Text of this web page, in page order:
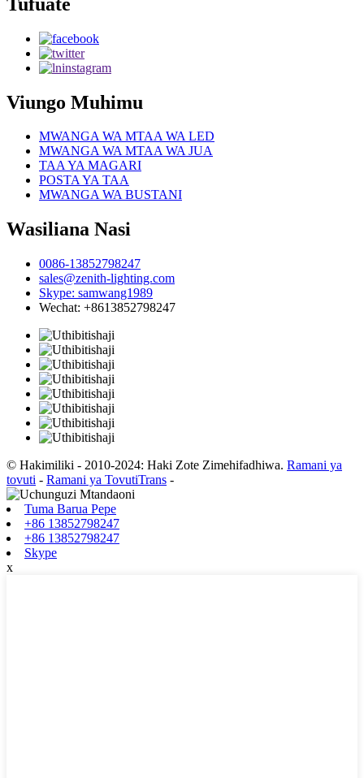
Viungo Muhimu
MWANGA WA MTAA WA LED
MWANGA WA MTAA WA JUA
TAA YA MAGARI
POSTA YA TAA
MWANGA WA BUSTANI
Wasiliana Nasi
0086-13852798247
sales@zenith-lighting.com
Skype: samwang1989
Wechat: +8613852798247
© Hakimiliki - 2010-2024: Haki Zote Zimehifadhiwa. Ramani ya
tovuti - Ramani ya TovutiTrans -
Tuma Barua Pepe
+86 13852798247
+86 13852798247
Skype
x